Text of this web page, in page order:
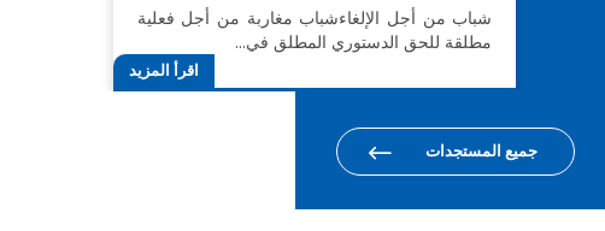
شباب من أجل الإلغاءشباب مغاربة من أجل فعلية
مطلقة للحق الدستوري المطلق في…
اقرأ المزيد
جميع المستجدات